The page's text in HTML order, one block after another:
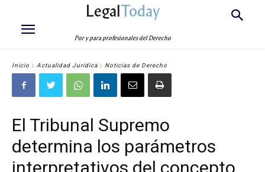
LegalToday
Por y para profesionales del Derecho
Inicio Actualidad Jurídica Noticias de Derecho
El Tribunal Supremo
determina los parámetros
interpretativos del concepto